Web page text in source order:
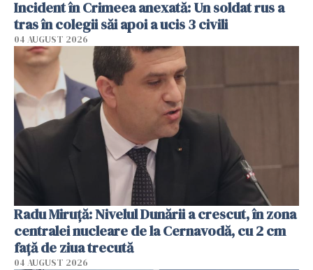
Incident în Crimeea anexată: Un soldat rus a
tras în colegii săi apoi a ucis 3 civili
04 AUGUST 2026
Radu Miruţă: Nivelul Dunării a crescut, în zona
centralei nucleare de la Cernavodă, cu 2 cm
faţă de ziua trecută
04 AUGUST 2026